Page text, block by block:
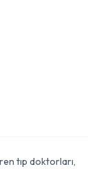
tıp doktorları,